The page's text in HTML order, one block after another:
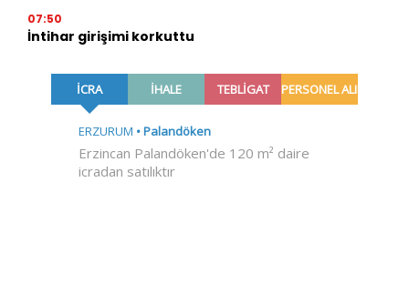
07:50
İntihar girişimi korkuttu